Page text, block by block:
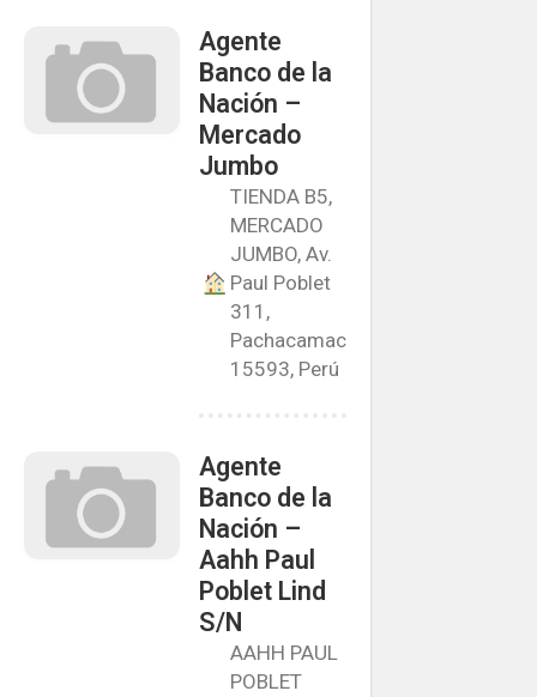
Agente
Banco de la
Nación –
Mercado
Jumbo
TIENDA B5,
MERCADO
JUMBO, Av.
Paul Poblet
311,
Pachacamac
15593, Perú
Agente
Banco de la
Nación –
Aahh Paul
Poblet Lind
S/N
AAHH PAUL
POBLET